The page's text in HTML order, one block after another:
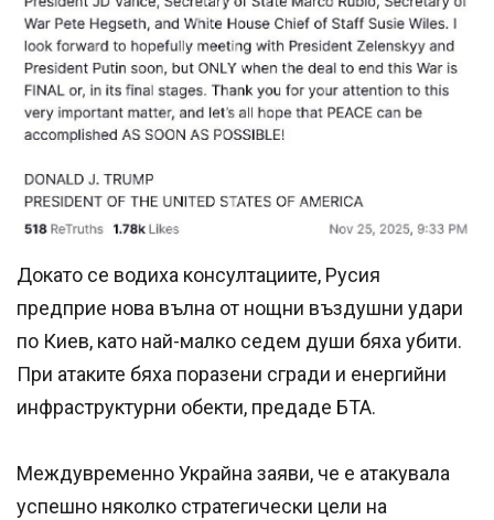
Докато се водиха консултациите, Русия
предприе нова вълна от нощни въздушни удари
по Киев, като най-малко седем души бяха убити.
При атаките бяха поразени сгради и енергийни
инфраструктурни обекти, предаде БТА.
Междувременно Украйна заяви, че е атакувала
успешно няколко стратегически цели на